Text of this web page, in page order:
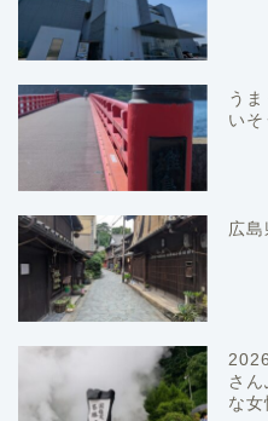
う
い
広
さ
な女